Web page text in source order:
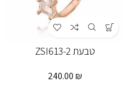
טבעת ZSI613-2
240.00 ₪